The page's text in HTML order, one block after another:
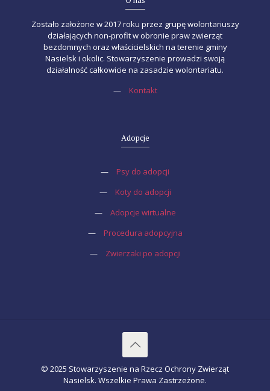
Zostało założone w 2017 roku przez grupę wolontariuszy
działających non-profit w obronie praw zwierząt
bezdomnych oraz właścicielskich na terenie gminy
Nasielsk i okolic. Stowarzyszenie prowadzi swoją
działalność całkowicie na zasadzie wolontariatu.
—
Kontakt
Adopcje
—
Psy do adopcji
—
Koty do adopcji
—
Adopcje wirtualne
—
Procedura adopcyjna
—
Zwierzaki po adopcji
© 2025 Stowarzyszenie na Rzecz Ochrony Zwierząt
Nasielsk. Wszelkie Prawa Zastrzeżone.